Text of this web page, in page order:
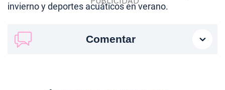
invierno y deportes acuáticos en verano.
Comentar